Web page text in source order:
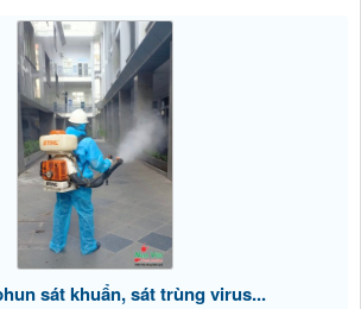
sát khuẩn, sát trùng virus...